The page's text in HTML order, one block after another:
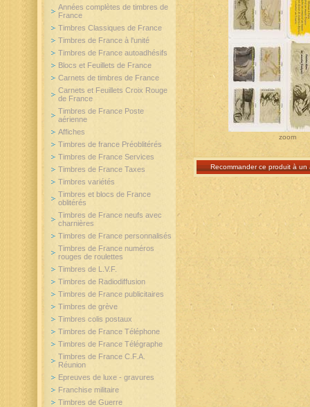
zoom
Recommander ce produit à un
Années complètes de timbres de
France
Timbres Classiques de France
Timbres de France à l'unité
Timbres de France autoadhésifs
Blocs et Feuillets de France
Carnets de timbres de France
Carnets et Feuillets Croix Rouge
de France
Timbres de France Poste
aérienne
Affiches
Timbres de france Préoblitérés
Timbres de France Services
Timbres de France Taxes
Timbres variétés
Timbres et blocs de France
oblitérés
Timbres de France neufs avec
charnières
Timbres de France personnalisés
Timbres de France numéros
rouges de roulettes
Timbres de L.V.F.
Timbres de Radiodiffusion
Timbres de France publicitaires
Timbres de grève
Timbres colis postaux
Timbres de France Téléphone
Timbres de France Télégraphe
Timbres de France C.F.A.
Réunion
Epreuves de luxe - gravures
Franchise militaire
Timbres de Guerre